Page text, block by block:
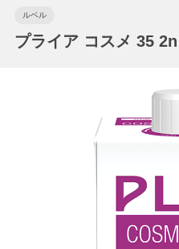
ルベル
プライア コスメ 35 2n